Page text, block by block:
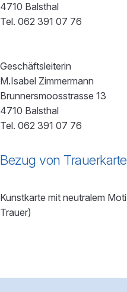
4710 Balsthal
Tel. 062 391 07 76
Geschäftsleiterin
M.Isabel Zimmermann
Brunnersmoosstrasse 13
4710 Balsthal
Tel. 062 391 07 76
Bezug von
Kunstkarte mit neutralem
Trauer)